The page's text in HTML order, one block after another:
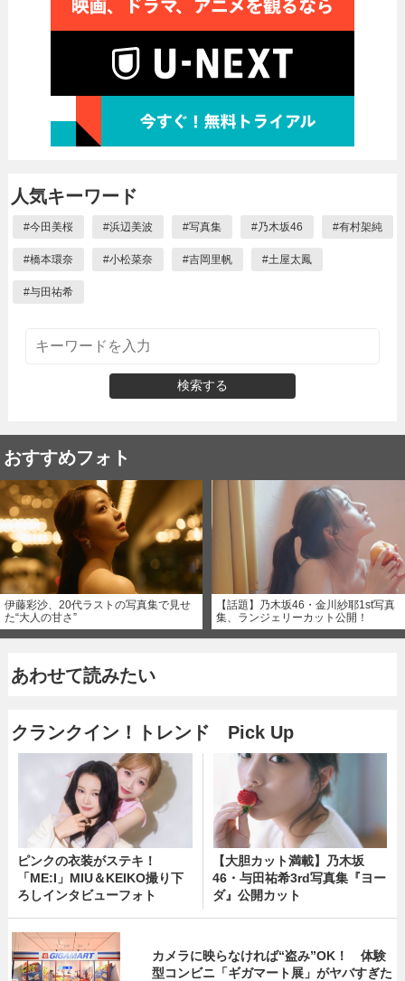
人気キーワード
#今田美桜 #浜辺美波 #写真集 #乃木坂46 #有村架純
#橋本環奈 #小松菜奈 #吉岡里帆 #土屋太鳳
#与田祐希
検索する
おすすめフォト
伊藤彩沙、20代ラストの写真集で見せ
た“大人の甘さ”
【話題】乃木坂46・金川紗耶1st写真
集、ランジェリーカット公開！
あわせて読みたい
クランクイン！トレンド Pick Up
ピンクの衣装がステキ！
「ME:I」MIU＆KEIKO撮り下
ろしインタビューフォト
【大胆カット満載】乃木坂
46・与田祐希3rd写真集『ヨー
ダ』公開カット
カメラに映らなければ“盗み”OK！ 体験
型コンビニ「ギガマート展」がヤバすぎた